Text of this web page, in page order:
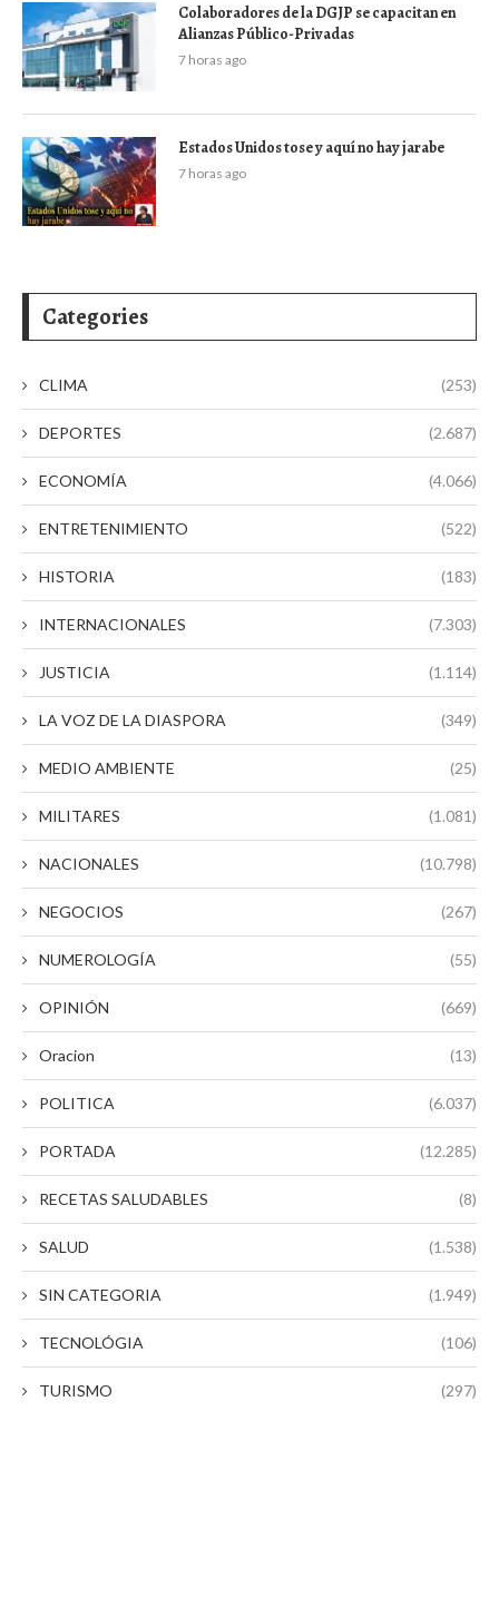
Colaboradores de la DGJP se capacitan en
Alianzas Público-Privadas
7 horas ago
Estados Unidos tose y aquí no hay jarabe
7 horas ago
Categories
CLIMA (253)
DEPORTES (2.687)
ECONOMÍA (4.066)
ENTRETENIMIENTO (522)
HISTORIA (183)
INTERNACIONALES (7.303)
JUSTICIA (1.114)
LA VOZ DE LA DIASPORA (349)
MEDIO AMBIENTE (25)
MILITARES (1.081)
NACIONALES (10.798)
NEGOCIOS (267)
NUMEROLOGÍA (55)
OPINIÓN (669)
Oracion (13)
POLITICA (6.037)
PORTADA (12.285)
RECETAS SALUDABLES (8)
SALUD (1.538)
SIN CATEGORIA (1.949)
TECNOLÓGIA (106)
TURISMO (297)